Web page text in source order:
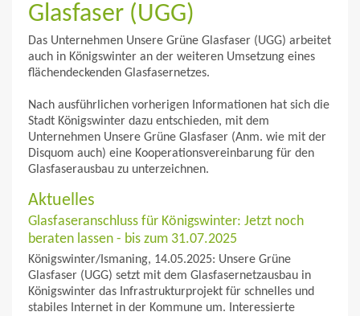
Glasfaser (UGG)
Das Unternehmen Unsere Grüne Glasfaser (UGG) arbeitet
auch in Königswinter an der weiteren Umsetzung eines
flächendeckenden Glasfasernetzes.
Nach ausführlichen vorherigen Informationen hat sich die
Stadt Königswinter dazu entschieden, mit dem
Unternehmen Unsere Grüne Glasfaser (Anm. wie mit der
Disquom auch) eine Kooperationsvereinbarung für den
Glasfaserausbau zu unterzeichnen.
Aktuelles
Glasfaseranschluss für Königswinter: Jetzt noch
beraten lassen - bis zum 31.07.2025
Königswinter/Ismaning, 14.05.2025: Unsere Grüne
Glasfaser (UGG) setzt mit dem Glasfasernetzausbau in
Königswinter das Infrastrukturprojekt für schnelles und
stabiles Internet in der Kommune um. Interessierte